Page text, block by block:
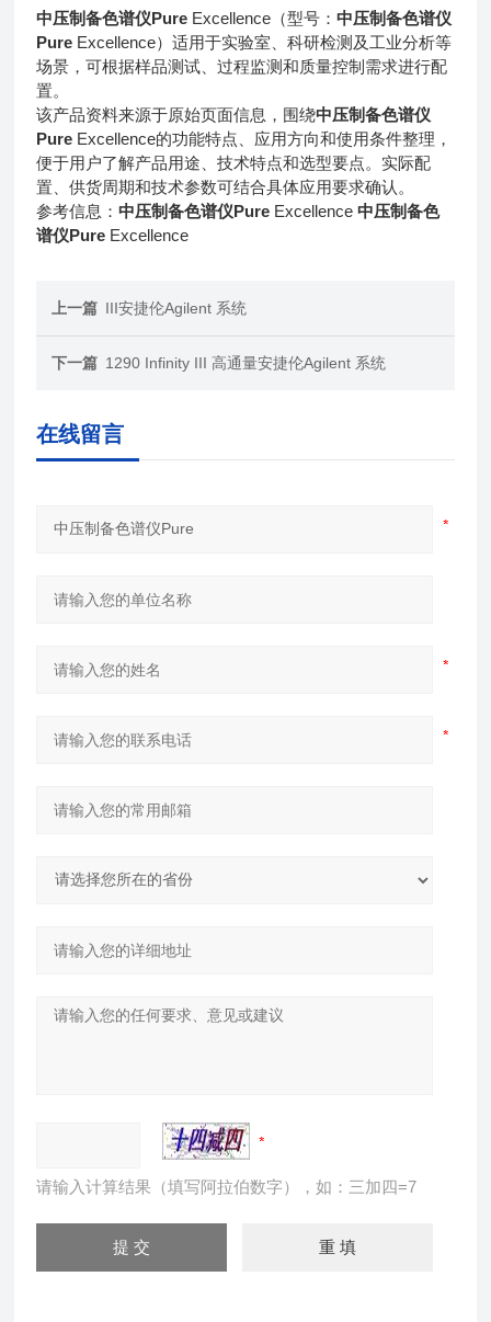
中压制备色谱仪Pure Excellence（型号：中压制备色谱仪
Pure Excellence）适用于实验室、科研检测及工业分析等
场景，可根据样品测试、过程监测和质量控制需求进行配
置。
该产品资料来源于原始页面信息，围绕中压制备色谱仪
Pure Excellence的功能特点、应用方向和使用条件整理，
便于用户了解产品用途、技术特点和选型要点。实际配
置、供货周期和技术参数可结合具体应用要求确认。
参考信息：中压制备色谱仪Pure Excellence中压制备色
谱仪Pure Excellence
上一篇 III安捷伦Agilent 系统
下一篇 1290 Infinity III 高通量安捷伦Agilent 系统
在线留言
请输入计算结果（填写阿拉伯数字），如：三加四=7